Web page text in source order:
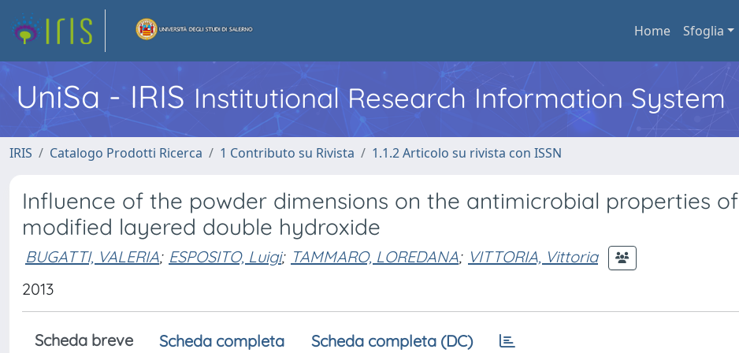
Home Sfoglia
UniSa - IRIS Institutional Research Information System
IRIS Catalogo Prodotti Ricerca 1 Contributo su Rivista 1.1.2 Articolo su rivista con ISSN
Influence of the powder dimensions on the antimicrobial properties of
modified layered double hydroxide
BUGATTI, VALERIA; ESPOSITO, Luigi; TAMMARO, LOREDANA; VITTORIA, Vittoria
2013
Scheda breve Scheda completa Scheda completa (DC)